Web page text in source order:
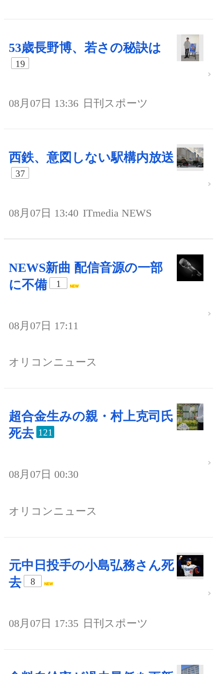
53歳長野博、若さの秘訣は
19
08月07日 13:36 日刊スポーツ
西鉄、意図しない駅構内放送
37
08月07日 13:40 ITmedia NEWS
NEWS新曲 配信音源の一部
に不備
1
08月07日 17:11
オリコンニュース
超合金生みの親・村上克司氏
死去 121
08月07日 00:30
オリコンニュース
元中日投手の小島弘務さん死
去
8
08月07日 17:35 日刊スポーツ